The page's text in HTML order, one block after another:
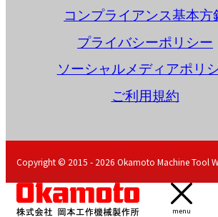
コンプライアンス基本方
プライバシーポリシー
ソーシャルメディアポリ
ご利用規約
Copyright © 2015 - 2026 Okamoto Machine Tool
menu